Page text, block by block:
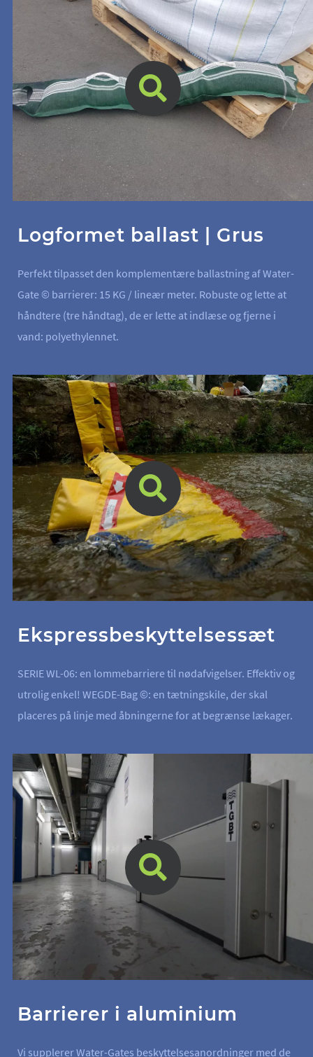
Logformet ballast | Grus
Perfekt tilpasset den komplementære ballastning af Water-
Gate © barrierer: 15 KG / lineær meter. Robuste og lette at
håndtere (tre håndtag), de er lette at indlæse og fjerne i
vand: polyethylennet.
Ekspressbeskyttelsessæt
SERIE WL-06: en lommebarriere til nødafvigelser. Effektiv og
utrolig enkel! WEGDE-Bag ©: en tætningskile, der skal
placeres på linje med åbningerne for at begrænse lækager.
Barrierer i aluminium
Vi supplerer Water-Gates beskyttelsesanordninger med de